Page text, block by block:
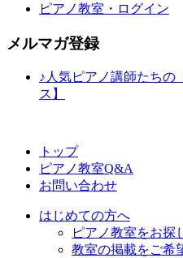
ピアノ教室・ログイン
メルマガ登録
♪人気ピアノ講師たちの
ス】
トップ
ピアノ教室Q&A
お問い合わせ
はじめての方へ
ピアノ教室をお探
教室の掲載をご希